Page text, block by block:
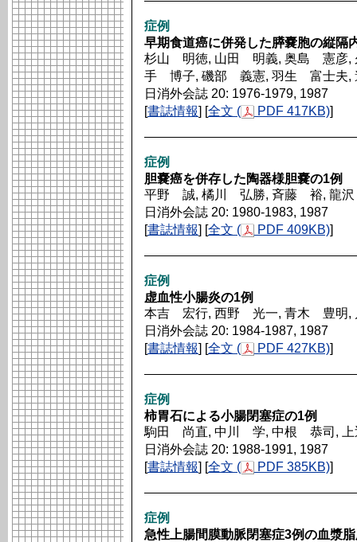
症例
早期食道癌に併発した膵嚢胞の縦隔
杉山 明徳, 山田 明義, 奥島 憲彦
手 博子, 磯部 義憲, 羽生 富士夫,
日消外会誌 20: 1976-1979, 1987
[書誌情報] [全文 ( PDF 417KB)]
症例
胆嚢癌を併存した陶器様胆嚢の1例
平野 誠, 橘川 弘勝, 斉藤 裕, 龍
日消外会誌 20: 1980-1983, 1987
[書誌情報] [全文 ( PDF 409KB)]
症例
虚血性小腸炎の1例
本吉 宏行, 西野 光一, 青木 豊明
日消外会誌 20: 1984-1987, 1987
[書誌情報] [全文 ( PDF 427KB)]
症例
柿胃石による小腸閉塞症の1例
駒田 尚直, 中川 学, 中根 恭司,
日消外会誌 20: 1988-1991, 1987
[書誌情報] [全文 ( PDF 385KB)]
症例
急性上腸間膜動脈閉塞症3例の血漿